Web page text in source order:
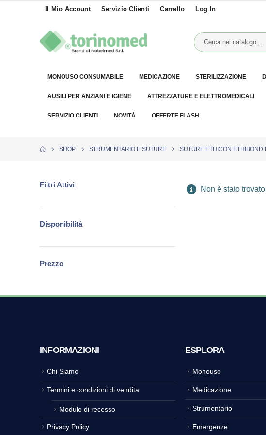
Il Mio Account Servizio Clienti Carrello Log In
MONOUSO CONSUMABILE MEDICAZIONE STERILIZZAZIONE
AUSILI PER ANZIANI E IGIENE ATTREZZATURE E ELETTROMEDICALI
SERVIZIO CLIENTI NOVITÀ OFFERTE FLASH
SHOP STRUMENTARIO E SUTURE SUTURE ETHICON ETHIBOND
Non è stato
Filtri Attivi
Disponibilità
Prezzo
INFORMAZIONI
Chi Siamo
Termini e condizioni di vendita
Modulo di recesso
Privacy Policy
ESPLORA
Monouso
Medicazione
Strumentario
Emergenze